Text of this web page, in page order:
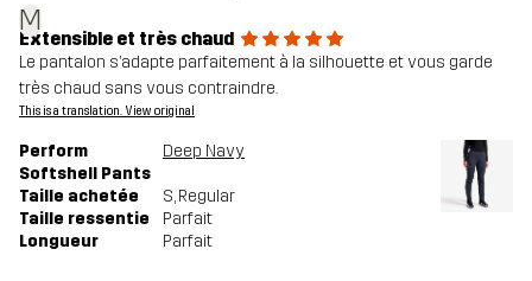
M
Extensible et très chaud
Le pantalon s’adapte parfaitement à la silhouette et vous garde
très chaud sans vous contraindre.
This is a translation. View original
Perform
Softshell Pants
Deep Navy
Taille achetée S, Regular
Taille ressentie
Parfait
Longueur
Parfait